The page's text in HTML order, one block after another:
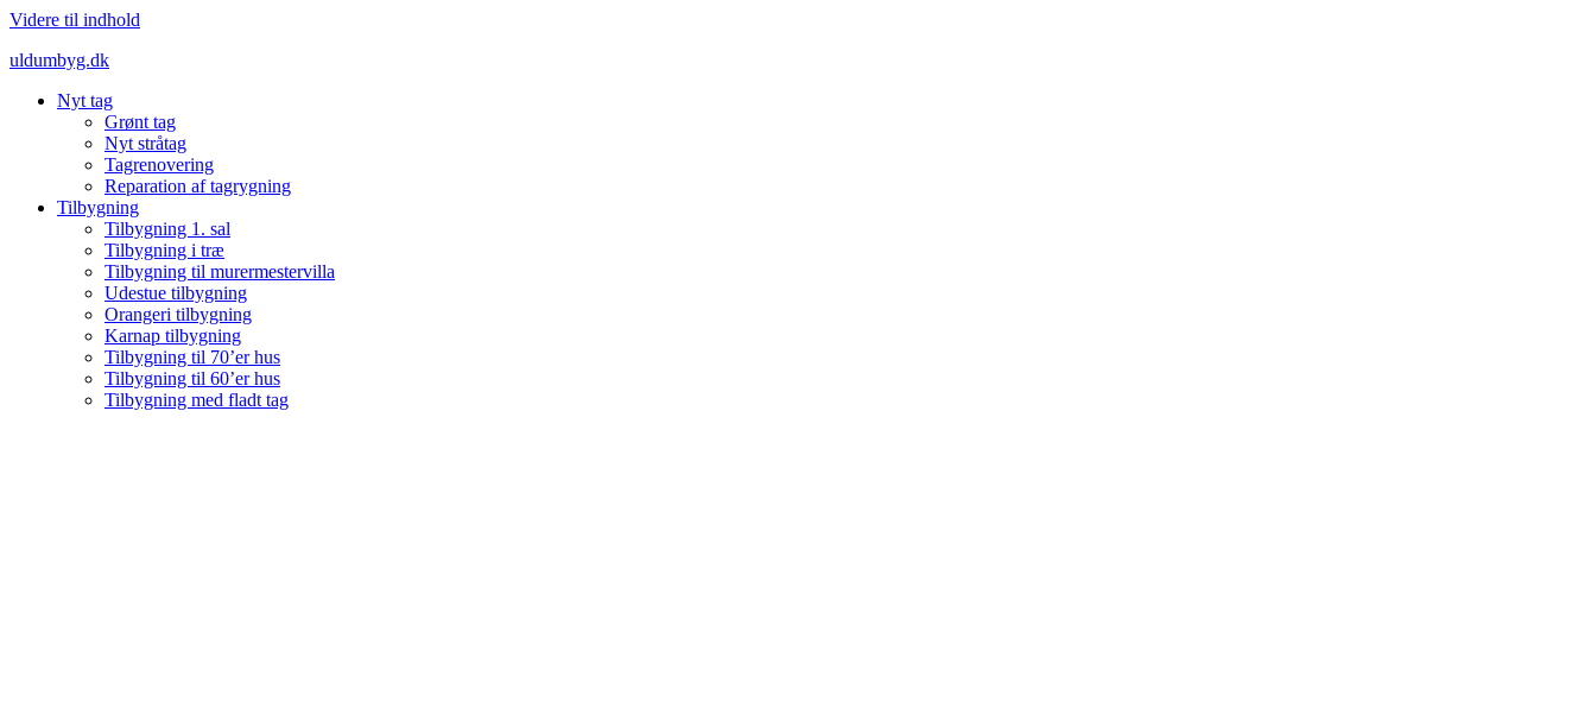
Videre til indhold
uldumbyg.dk
Nyt tag
Grønt tag
Nyt stråtag
Tagrenovering
Reparation af tagrygning
Tilbygning
Tilbygning 1. sal
Tilbygning i træ
Tilbygning til murermestervilla
Udestue tilbygning
Orangeri tilbygning
Karnap tilbygning
Tilbygning til 70’er hus
Tilbygning til 60’er hus
Tilbygning med fladt tag